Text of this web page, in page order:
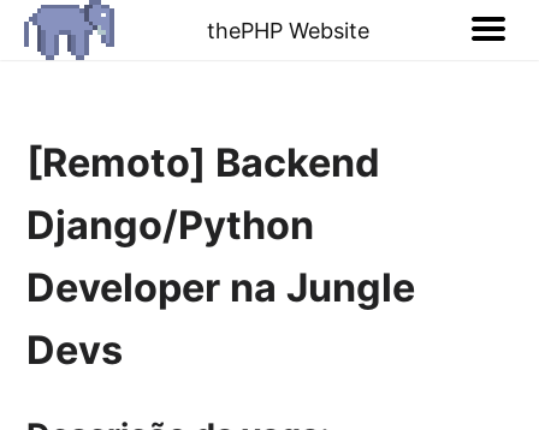
thePHP Website
[Remoto] Backend
Django/Python
Developer na Jungle
Devs